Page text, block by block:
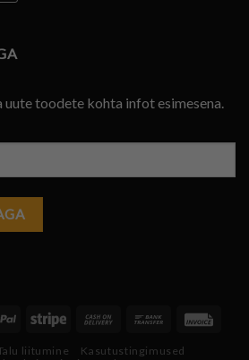
uute toodete kohta infot esimesena.
liitumine
Kasutustingimused